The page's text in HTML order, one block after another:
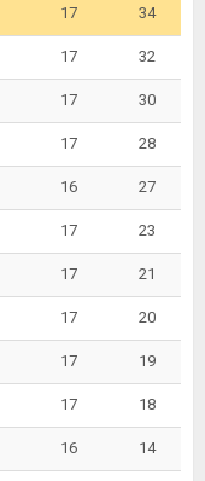
17 34
17 32
17 30
17 28
16 27
17 23
17 21
17 20
17 19
17 18
16 14